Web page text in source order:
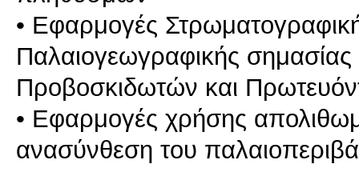
• Εφαρμογές
Παλαιογεωγραφικής
Προβοσκιδωτών και
• Εφαρμογές χρήσης
ανασύνθεση του